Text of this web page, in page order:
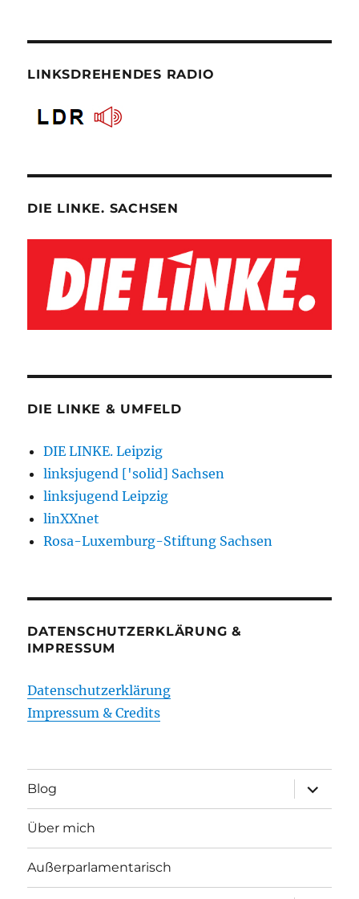
LINKSDREHENDES RADIO
DIE LINKE. SACHSEN
DIE LINKE & UMFELD
DIE LINKE. Leipzig
linksjugend ['solid] Sachsen
linksjugend Leipzig
linXXnet
Rosa-Luxemburg-Stiftung Sachsen
DATENSCHUTZERKLÄRUNG &
IMPRESSUM
Datenschutzerklärung
Impressum & Credits
Blog
öffnen
Über mich
Außerparlamentarisch